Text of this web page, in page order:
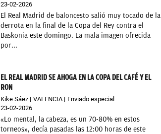
23-02-2026
El Real Madrid de baloncesto salió muy tocado de la
derrota en la final de la Copa del Rey contra el
Baskonia este domingo. La mala imagen ofrecida
por...
EL REAL MADRID SE AHOGA EN LA COPA DEL CAFÉ Y EL
RON
Kike Sáez VALENCIA
Enviado especial
23-02-2026
«Lo mental, la cabeza, es un 70-80% en estos
torneos», decía pasadas las 12:00 horas de este